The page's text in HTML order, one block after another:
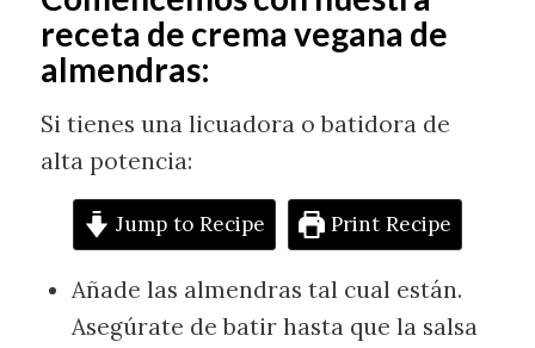
receta de crema vegana de
almendras:
Si tienes una licuadora o batidora de
alta potencia:
Jump to Recipe Print Recipe
Añade las almendras tal cual están.
Asegúrate de batir hasta que la salsa